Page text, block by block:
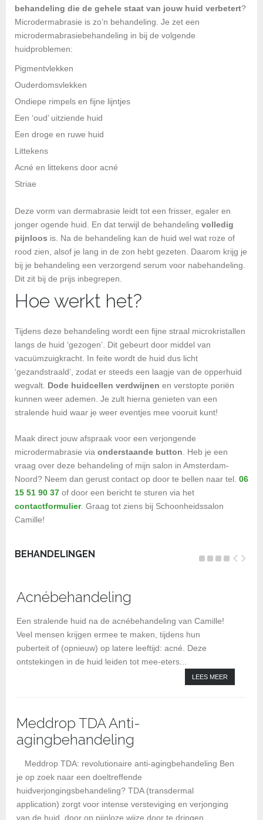
behandeling die de gehele staat van jouw huid verbetert?
Microdermabrasie is zo’n behandeling. Je zet een
microdermabrasiebehandeling in bij de volgende
huidproblemen:
Pigmentvlekken
Ouderdomsvlekken
Ondiepe rimpels en fijne lijntjes
Een ‘oud’ uitziende huid
Een droge en ruwe huid
Littekens
Acné en littekens door acné
Striae
Deze vorm van dermabrasie leidt tot een frisser, egaler en
jonger ogende huid. En dat terwijl de behandeling volledig
pijnloos is. Na de behandeling kan de huid wel wat roze of
rood zien, alsof je lang in de zon hebt gezeten. Daarom krijg je
bij je behandeling een verzorgend serum voor nabehandeling.
Dit zit bij de prijs inbegrepen.
Hoe werkt het?
Tijdens deze behandeling wordt een fijne straal microkristallen
langs de huid ‘gezogen’. Dit gebeurt door middel van
vacuümzuigkracht. In feite wordt de huid dus licht
‘gezandstraald’, zodat er steeds een laagje van de opperhuid
wegvalt. Dode huidcellen verdwijnen en verstopte poriën
kunnen weer ademen. Je zult hierna genieten van een
stralende huid waar je weer eventjes mee vooruit kunt!
Maak direct jouw afspraak voor een verjongende
microdermabrasie via onderstaande button . Heb je een
vraag over deze behandeling of mijn salon in Amsterdam-
Noord? Neem dan gerust contact op door te bellen naar tel. 06
15 51 90 37 of door een bericht te sturen via het
contactformulier. Graag tot ziens bij Schoonheidssalon
Camille!
BEHANDELINGEN
Acnébehandeling
Een stralende huid na de acnébehandeling van Camille!
Veel mensen krijgen ermee te maken, tijdens hun
puberteit of (opnieuw) op latere leeftijd: acné. Deze
ontstekingen in de huid leiden tot mee-eters...
LEES MEER
Meddrop TDA Anti-
agingbehandeling
Meddrop TDA: revolutionaire anti-agingbehandeling Ben
je op zoek naar een doeltreffende
huidverjongingsbehandeling? TDA (transdermal
application) zorgt voor intense versteviging en verjonging
van de huid, door op pijnloze wijze door te dringen...